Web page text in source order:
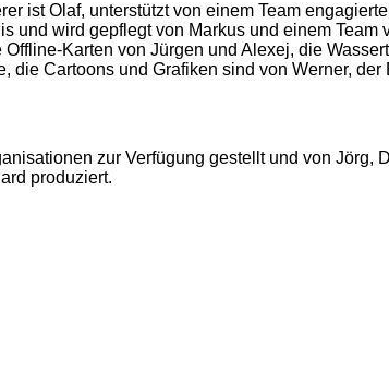
ist Olaf, unterstützt von einem Team
und wird gepflegt von Markus und einem
Karten von Jürgen und Alexej, die
die Cartoons und Grafiken sind von Werner,
zur Verfügung gestellt und von Jörg,
produziert.